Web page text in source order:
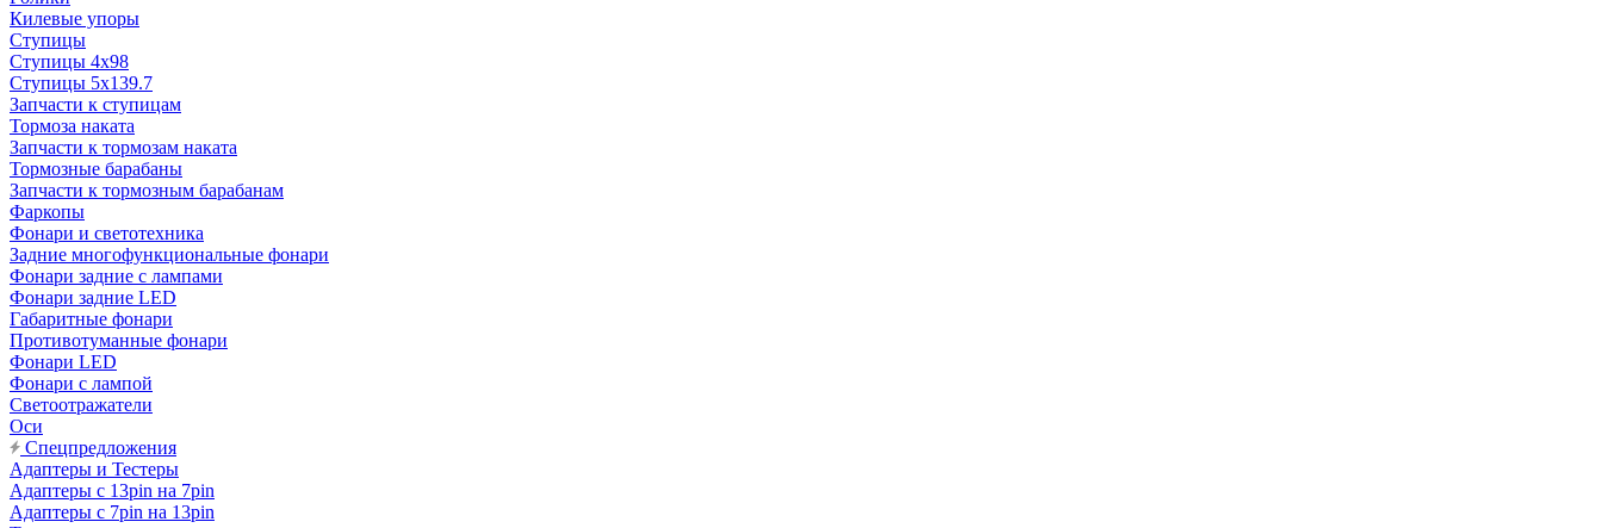
Килевые упоры
Ступицы
Ступицы 4x98
Ступицы 5x139.7
Запчасти к ступицам
Тормоза наката
Запчасти к тормозам наката
Тормозные барабаны
Запчасти к тормозным барабанам
Фаркопы
Фонари и светотехника
Задние многофункциональные фонари
Фонари задние с лампами
Фонари задние LED
Габаритные фонари
Противотуманные фонари
Фонари LED
Фонари с лампой
Светоотражатели
Оси
Спецпредложения
Адаптеры и Тестеры
Адаптеры с 13pin на 7pin
Адаптеры с 7pin на 13pin